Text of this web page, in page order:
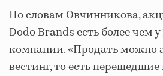
По словам Овчинникова,
Dodo Brands есть более чем
компании. «Продать можно
вестинг, то есть перешедшие